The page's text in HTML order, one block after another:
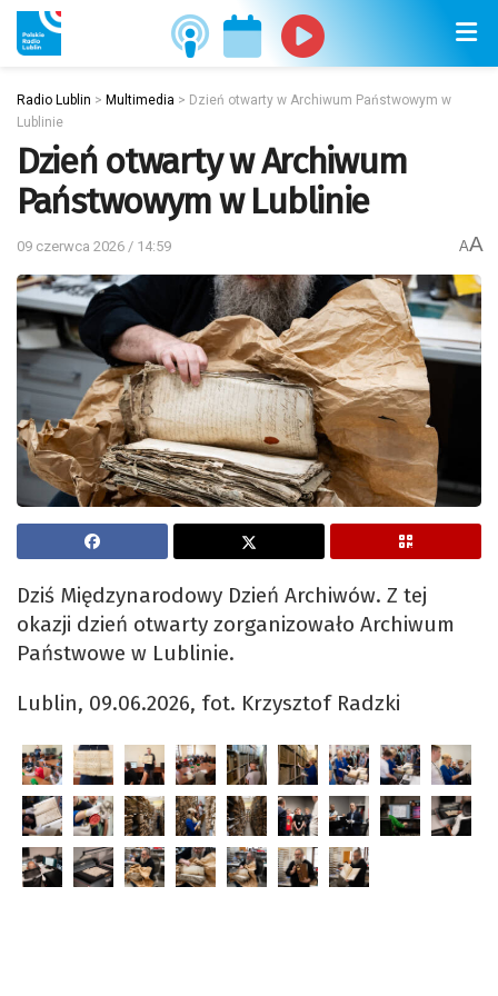
Radio Lublin > Multimedia > Dzień otwarty w Archiwum Państwowym w
Lublinie
Dzień otwarty w Archiwum
Państwowym w Lublinie
09 czerwca 2026 / 14:59 AA
Dziś Międzynarodowy Dzień Archiwów. Z tej
okazji dzień otwarty zorganizowało Archiwum
Państwowe w Lublinie.
Lublin, 09.06.2026, fot. Krzysztof Radzki